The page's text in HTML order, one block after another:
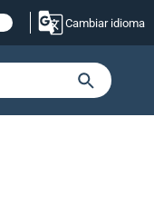
Cambiar idioma